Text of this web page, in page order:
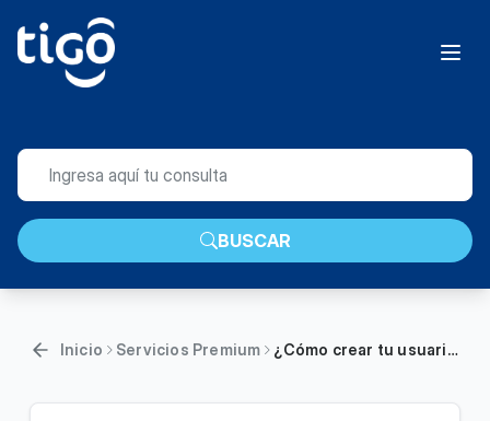
BUSCAR
Inicio Servicios Premium ¿Cómo crear tu usuario de HBO Max?